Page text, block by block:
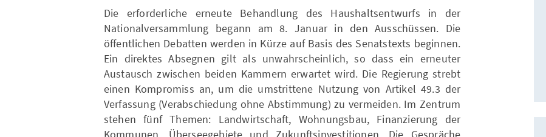
Die erforderliche erneute Behandlung des Haushaltsentwurfs in der
Nationalversammlung begann am 8. Januar in den Ausschüssen. Die
öffentlichen Debatten werden in Kürze auf Basis des Senatstexts beginnen.
Ein direktes Absegnen gilt als unwahrscheinlich, so dass ein erneuter
Austausch zwischen beiden Kammern erwartet wird. Die Regierung strebt
einen Kompromiss an, um die umstrittene Nutzung von Artikel 49.3 der
Verfassung (Verabschiedung ohne Abstimmung) zu vermeiden. Im Zentrum
stehen fünf Themen: Landwirtschaft, Wohnungsbau, Finanzierung der